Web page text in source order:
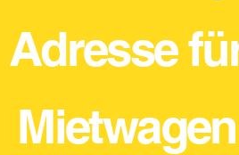
Adresse
Mietwagen